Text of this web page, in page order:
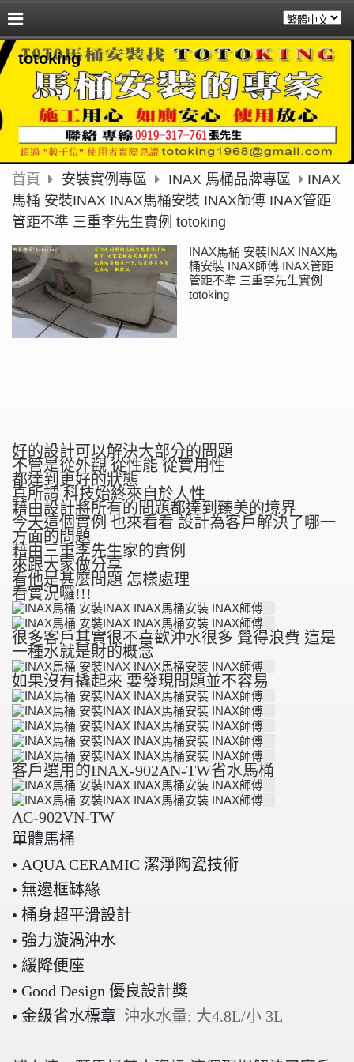
totoking
首頁 安裝實例專區 INAX 馬桶品牌專區
INAX
馬桶 安裝INAX INAX馬桶安裝 INAX師傅 INAX管距
管距不準 三重李先生實例 totoking
INAX馬桶 安裝INAX INAX馬
桶安裝 INAX師傅 INAX管距
管距不準 三重李先生實例
totoking
好的設計可以解決大部分的問題
不管是從外觀 從性能 從實用性
都達到更好的狀態
真所謂 科技始終來自於人性
藉由設計將所有的問題都達到臻美的境界
今天這個實例 也來看看 設計為客戶解決了哪一
方面的問題
藉由三重李先生家的實例
來跟大家做分享
看他是甚麼問題 怎樣處理
看實況囉!!!
很多客戶其實很不喜歡沖水很多 覺得浪費 這是
一種水就是財的概念
如果沒有撬起來 要發現問題並不容易
客戶選用的INAX-902AN-TW省水馬桶
AC-902VN-TW
單體馬桶
• AQUA CERAMIC 潔淨陶瓷技術
• 無邊框缽緣
• 桶身超平滑設計
• 強力漩渦沖水
• 緩降便座
• Good Design 優良設計獎
• 金級省水標章 沖水水量: 大4.8L/小 3L